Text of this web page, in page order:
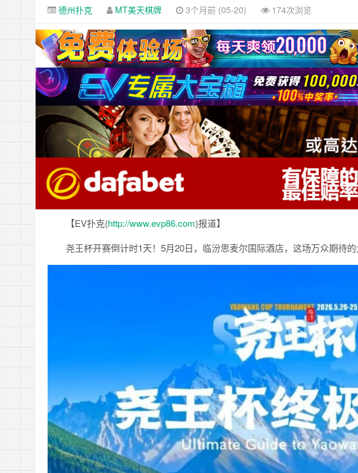
德州扑克 MT美天棋牌 3个月前 (05-20) 174次浏览
【EV扑克(http://www.evp86.com)报道】
尧王杯开赛倒计时1天！5月20日，临汾思麦尔国际酒店，这场万众期待